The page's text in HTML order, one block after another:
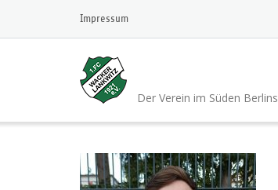
content
Impressum
Der Verein im Süden Berlins